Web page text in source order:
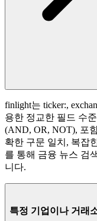
finlight는 ticker:,
용한 정교한 필드 수
(AND, OR, NOT), 포
확한 구문 일치, 복잡
를 통해 금융 뉴스 검
니다.
특정 기업이나 거래